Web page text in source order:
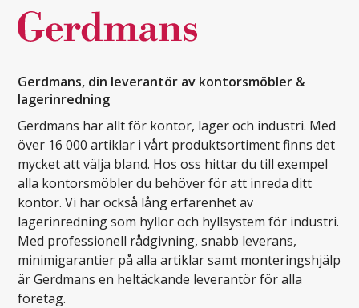
Gerdmans, din leverantör av kontorsmöbler &
lagerinredning
Gerdmans har allt för kontor, lager och industri. Med
över 16 000 artiklar i vårt produktsortiment finns det
mycket att välja bland. Hos oss hittar du till exempel
alla kontorsmöbler du behöver för att inreda ditt
kontor. Vi har också lång erfarenhet av
lagerinredning som hyllor och hyllsystem för industri.
Med professionell rådgivning, snabb leverans,
minimigarantier på alla artiklar samt monteringshjälp
är Gerdmans en heltäckande leverantör för alla
företag.